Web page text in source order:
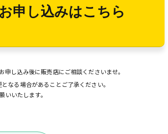
申し込みはこちら
し込み後に販売店にご相談くださいませ。
なる場合があることご了承ください。
いたします。